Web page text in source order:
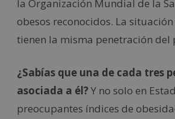
la Organización Mundial de la
obesos reconocidos. La
tienen la misma penetración del
¿Sabías que una de cada tres
asociada a él?Y no solo en
preocupantes índices de